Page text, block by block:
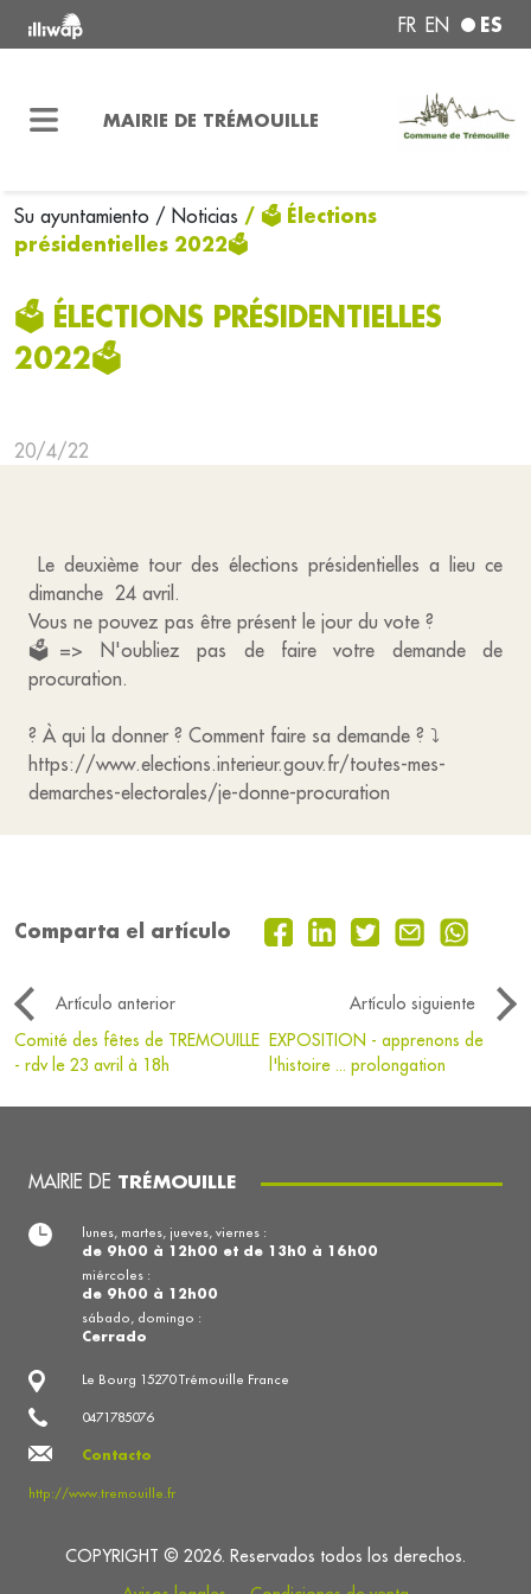
FR EN ES
MAIRIE DE TRÉMOUILLE
Su ayuntamiento / Noticias / 🗳️ Élections
présidentielles 2022🗳️
🗳️ ÉLECTIONS PRÉSIDENTIELLES
2022🗳️
20/4/22
Le deuxième tour des élections présidentielles a lieu ce
dimanche 24 avril.
Vous ne pouvez pas être présent le jour du vote ?
🗳️=> N'oubliez pas de faire votre demande de
procuration.
? À qui la donner ? Comment faire sa demande ? ⤵️
https://www.elections.interieur.gouv.fr/toutes-mes-
demarches-electorales/je-donne-procuration
Comparta el artículo
Artículo anterior
Artículo siguiente
Comité des fêtes de TREMOUILLE
- rdv le 23 avril à 18h
EXPOSITION - apprenons de
l'histoire ... prolongation
MAIRIE DE TRÉMOUILLE
Le Bourg 15270 Trémouille France
0471785076
Contacto
http://www.tremouille.fr
lunes, martes, jueves, viernes :
de 9h00 à 12h00 et de 13h0 à 16h00
miércoles :
de 9h00 à 12h00
sábado, domingo :
Cerrado
COPYRIGHT © 2026. Reservados todos los derechos.